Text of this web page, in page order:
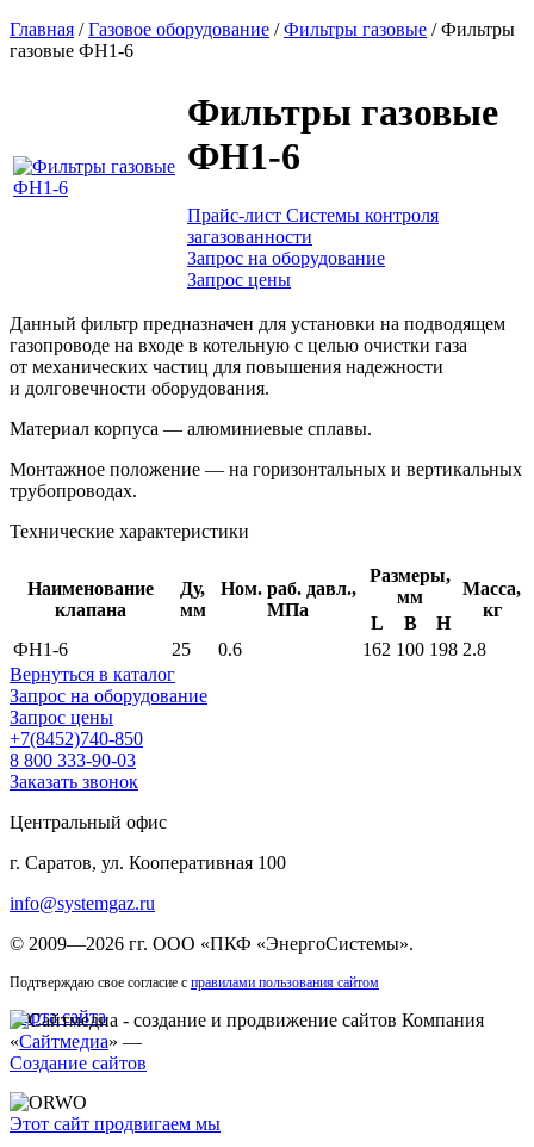
Главная / Газовое оборудование / Фильтры газовые / Фильтры
газовые ФН1-6
Фильтры газовые
ФН1-6
Прайс-лист Системы контроля
загазованности
Запрос на оборудование
Запрос цены
Данный фильтр предназначен для установки на подводящем
газопроводе на входе в котельную с целью очистки газа
от механических частиц для повышения надежности
и долговечности оборудования.
Материал корпуса — алюминиевые сплавы.
Монтажное положение — на горизонтальных и вертикальных
трубопроводах.
Технические характеристики
Наименование
клапана
Ду,
мм
Ном. раб. давл.,
МПа
Размеры,
мм
Масса,
кг
L B
H
ФН1-6
25 0.6 162 100 198 2.8
Вернуться в каталог
Запрос на оборудование
Запрос цены
+7(8452)740-850
8 800 333-90-03
Заказать звонок
Центральный офис
г. Саратов, ул. Кооперативная 100
info@systemgaz.ru
© 2009—2026 гг. ООО «ПКФ «ЭнергоСистемы».
Подтверждаю свое согласие с правилами пользования сайтом
Карта сайта
Компания
«Сайтмедиа» —
Создание сайтов
Этот сайт продвигаем мы